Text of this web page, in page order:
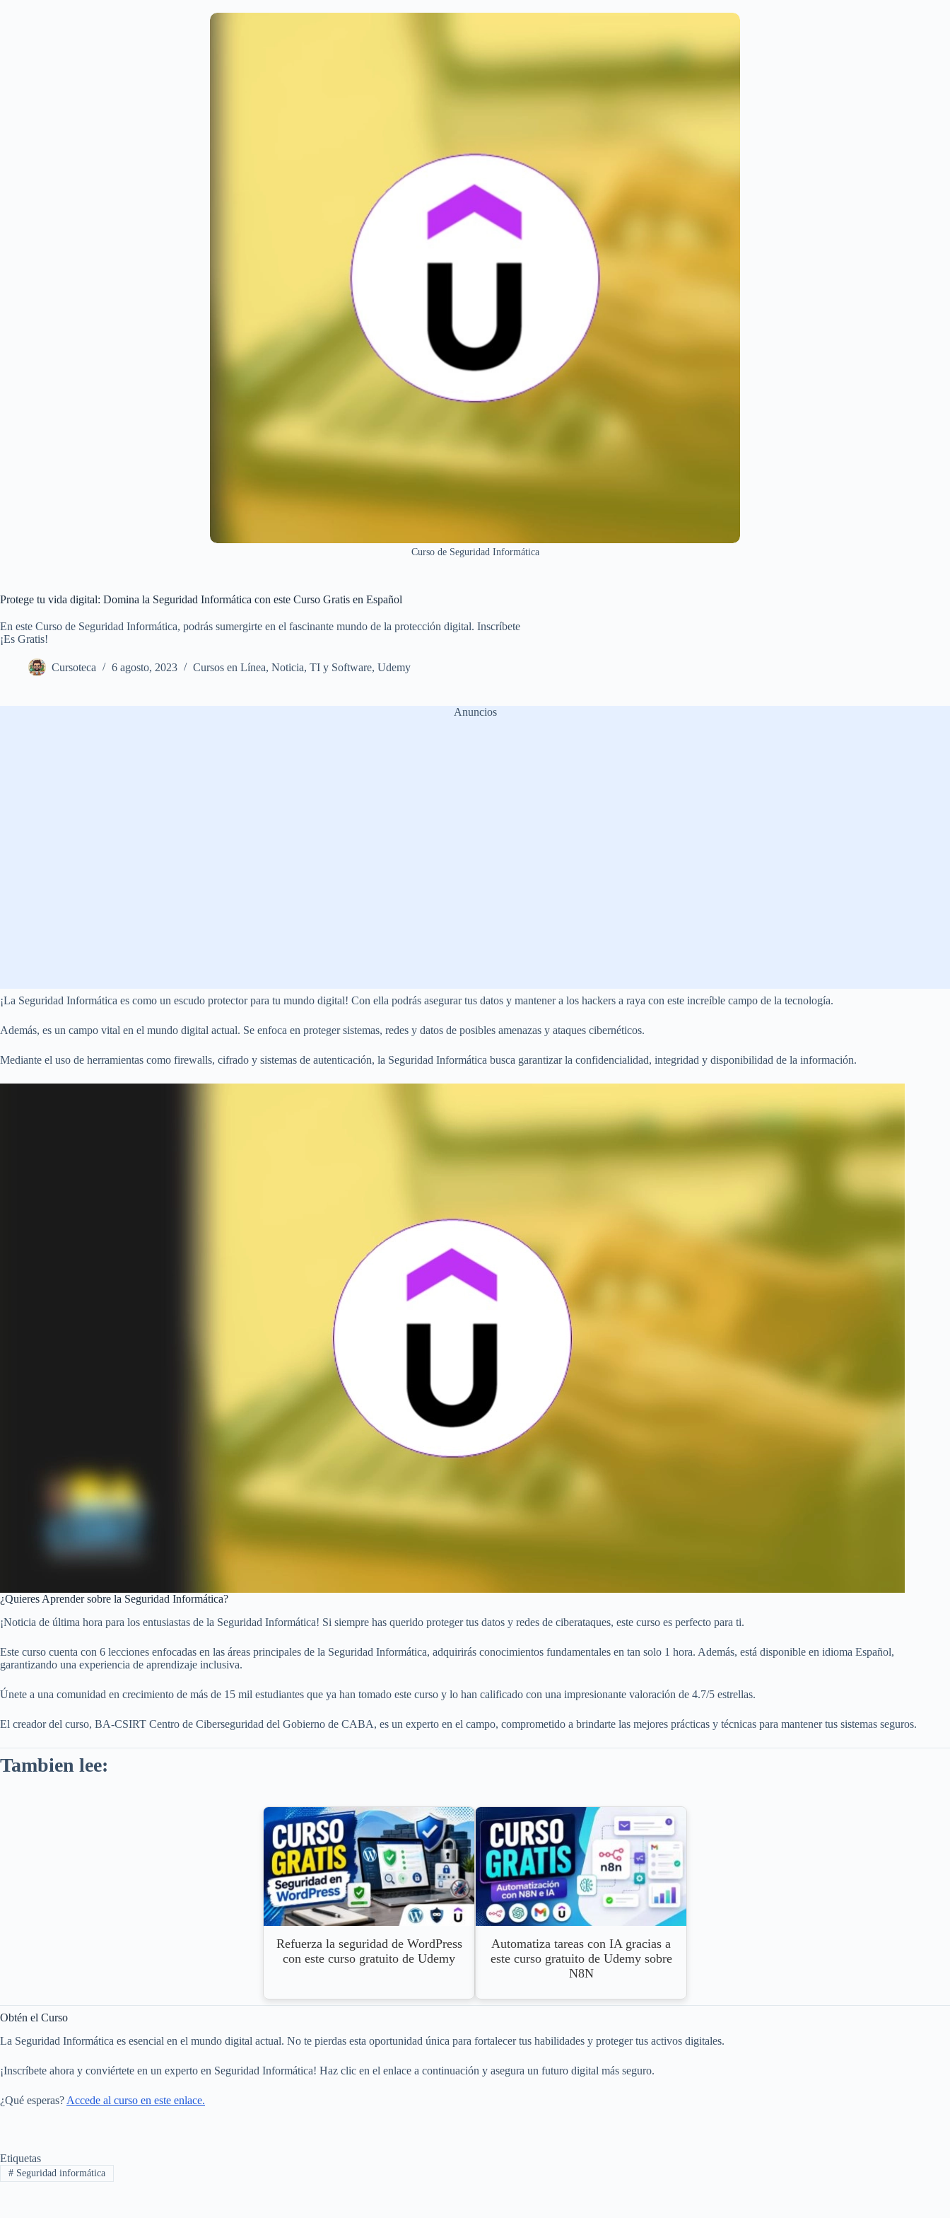
Curso de Seguridad Informática
Protege tu vida digital: Domina la Seguridad Informática con este Curso Gratis en Español
En este Curso de Seguridad Informática, podrás sumergirte en el fascinante mundo de la protección digital. Inscríbete
¡Es Gratis!
Cursoteca 6 agosto, 2023 Cursos en Línea, Noticia, TI y Software, Udemy
Anuncios
¡La Seguridad Informática es como un escudo protector para tu mundo digital! Con ella podrás asegurar tus datos y mantener a los hackers a raya con este increíble campo de la tecnología.
Además, es un campo vital en el mundo digital actual. Se enfoca en proteger sistemas, redes y datos de posibles amenazas y ataques cibernéticos.
Mediante el uso de herramientas como firewalls, cifrado y sistemas de autenticación, la Seguridad Informática busca garantizar la confidencialidad, integridad y disponibilidad de la información.
¿Quieres Aprender sobre la Seguridad Informática?
¡Noticia de última hora para los entusiastas de la Seguridad Informática! Si siempre has querido proteger tus datos y redes de ciberataques, este curso es perfecto para ti.
Este curso cuenta con 6 lecciones enfocadas en las áreas principales de la Seguridad Informática, adquirirás conocimientos fundamentales en tan solo 1 hora. Además, está disponible en idioma Español,
garantizando una experiencia de aprendizaje inclusiva.
Únete a una comunidad en crecimiento de más de 15 mil estudiantes que ya han tomado este curso y lo han calificado con una impresionante valoración de 4.7/5 estrellas.
El creador del curso, BA-CSIRT Centro de Ciberseguridad del Gobierno de CABA, es un experto en el campo, comprometido a brindarte las mejores prácticas y técnicas para mantener tus sistemas seguros.
Tambien lee:
Refuerza la seguridad de WordPress
con este curso gratuito de Udemy
Automatiza tareas con IA gracias a
este curso gratuito de Udemy sobre
N8N
Obtén el Curso
La Seguridad Informática es esencial en el mundo digital actual. No te pierdas esta oportunidad única para fortalecer tus habilidades y proteger tus activos digitales.
¡Inscríbete ahora y conviértete en un experto en Seguridad Informática! Haz clic en el enlace a continuación y asegura un futuro digital más seguro.
¿Qué esperas? Accede al curso en este enlace.
Etiquetas
#Seguridad informática